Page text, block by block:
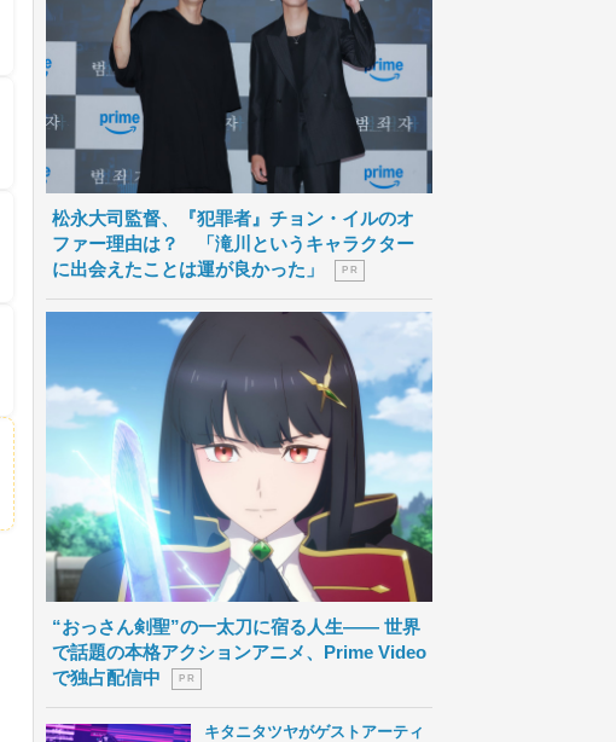
松永大司監督、『犯罪者』チョン・イルのオ
ファー理由は？ 「滝川というキャラクター
に出会えたことは運が良かった」
P R
“おっさん剣聖”の一太刀に宿る人生―― 世界
で話題の本格アクションアニメ、Prime Video
で独占配信中
P R
キタニタツヤがゲストアーティ